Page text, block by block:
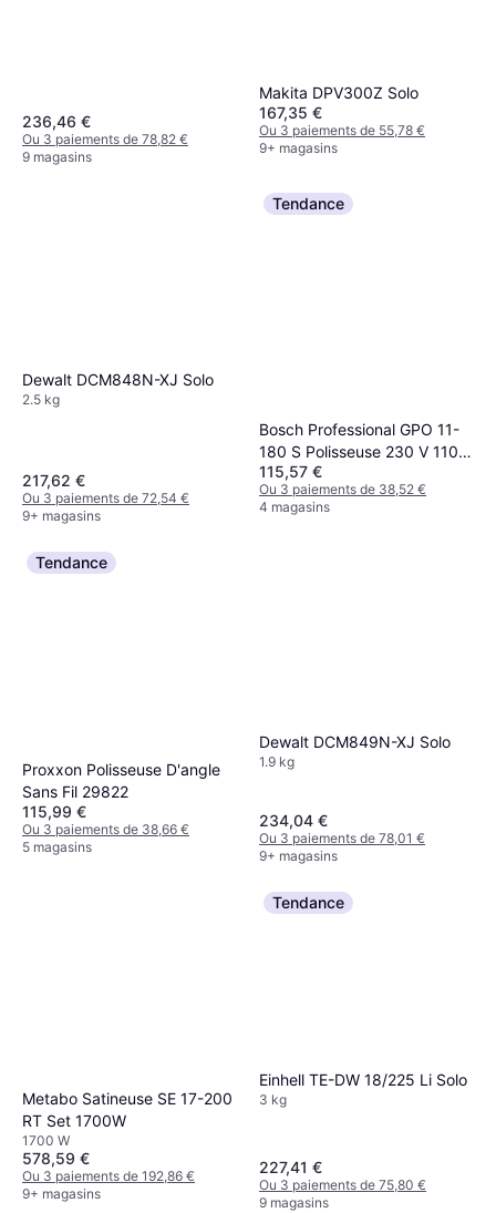
236,46 €
Ou 3 paiements de 78,82 €
9 magasins
Makita DPV300Z Solo
167,35 €
Ou 3 paiements de 55,78 €
9+ magasins
Dewalt DCM848N-XJ Solo
2.5 kg
217,62 €
Ou 3 paiements de 72,54 €
9+ magasins
Tendance
Bosch Professional GPO 11-
180 S Polisseuse 230 V 1100
W
115,57 €
Ou 3 paiements de 38,52 €
4 magasins
Tendance
Proxxon Polisseuse D'angle
Sans Fil 29822
115,99 €
Ou 3 paiements de 38,66 €
5 magasins
Dewalt DCM849N-XJ Solo
1.9 kg
234,04 €
Ou 3 paiements de 78,01 €
9+ magasins
Metabo Satineuse SE 17-200
RT Set 1700W
1700 W
578,59 €
Ou 3 paiements de 192,86 €
9+ magasins
Tendance
Einhell TE-DW 18/225 Li Solo
3 kg
227,41 €
Ou 3 paiements de 75,80 €
9 magasins